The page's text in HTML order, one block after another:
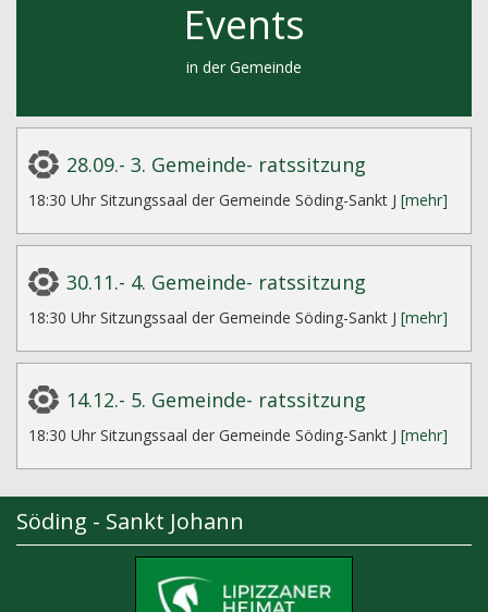
Events
in der Gemeinde
28.09.- 3. Gemeinde- ratssitzung
18:30 Uhr Sitzungssaal der Gemeinde Söding-Sankt J [mehr]
30.11.- 4. Gemeinde- ratssitzung
18:30 Uhr Sitzungssaal der Gemeinde Söding-Sankt J [mehr]
14.12.- 5. Gemeinde- ratssitzung
18:30 Uhr Sitzungssaal der Gemeinde Söding-Sankt J [mehr]
Söding - Sankt Johann